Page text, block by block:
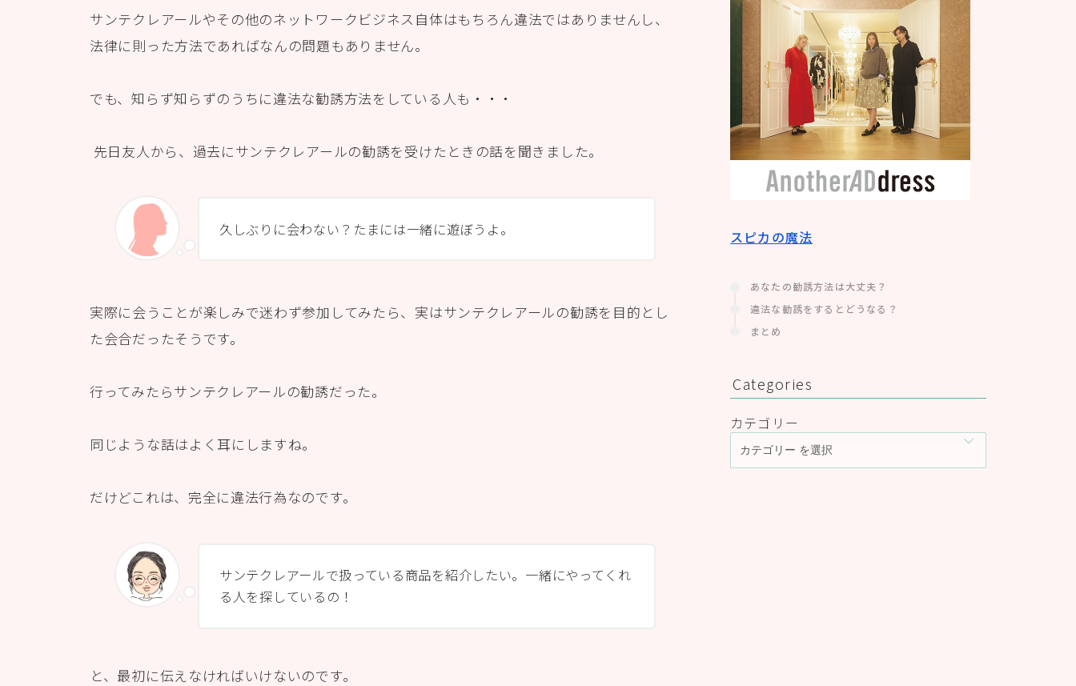
サンテクレアールやその他のネットワークビジネス自体はもちろん違法ではありませんし、
法律に則った方法であればなんの問題もありません。
でも、知らず知らずのうちに違法な勧誘方法をしている人も・・・
先日友人から、過去にサンテクレアールの勧誘を受けたときの話を聞きました。
久しぶりに会わない？たまには一緒に遊ぼうよ。
実際に会うことが楽しみで迷わず参加してみたら、実はサンテクレアールの勧誘を目的とし
た会合だったそうです。
行ってみたらサンテクレアールの勧誘だった。
同じような話はよく耳にしますね。
だけどこれは、完全に違法行為なのです。
サンテクレアールで扱っている商品を紹介したい。一緒にやってくれ
る人を探しているの！
と、最初に伝えなければいけないのです。
スピカの魔法
あなたの勧誘方法は大丈夫？
違法な勧誘をするとどうなる？
まとめ
Categories
カテゴリー